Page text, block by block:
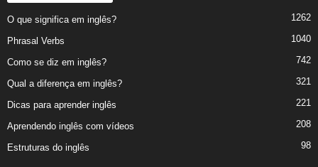
O que significa em inglês? 1262
Phrasal Verbs 1040
Como se diz em inglês? 742
Qual a diferença em inglês? 321
Dicas para aprender inglês 221
Aprendendo inglês com vídeos 208
Estruturas do inglês 98